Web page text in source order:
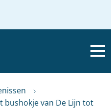
bushokje van De Lijn tot